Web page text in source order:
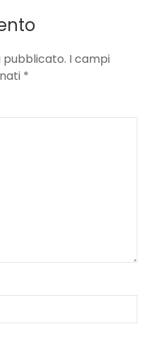
pubblicato. I campi
*